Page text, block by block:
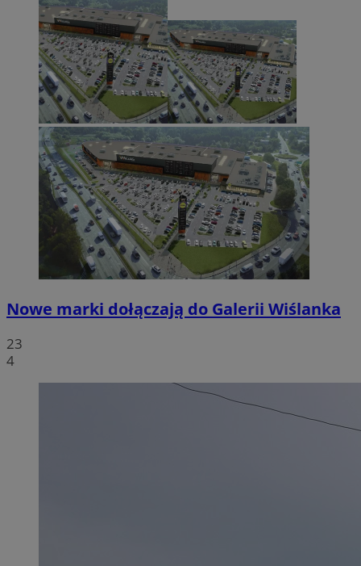
Nowe marki dołączają do Galerii Wiślanka
23
4